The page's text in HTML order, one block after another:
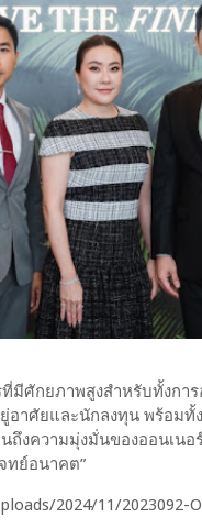
มีศักยภาพสูงสำหรับทั้งกา
าศัยและนักลงทุน พร้อมทั้
งความมุ่งมั่นของออนเนอ
ทย์อนาคต”